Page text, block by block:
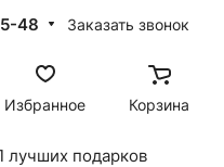
48 Заказать звонок
Избранное Корзина
лучших подарков